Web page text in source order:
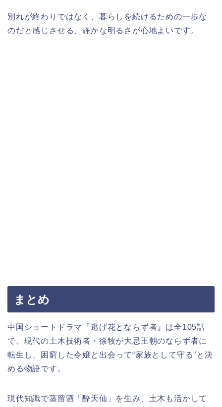
別れが終わりではなく、暮らしを続けるための一歩な
のだと感じさせる、静かな明るさが心地よいです。
まとめ
中国ショートドラマ『逃げ花とならず者』は全105話
で、現代の土木技術者・徐牧が大忌王朝のならず者に
転生し、困窮した令嬢と出会って“家族として守る”と決
める物語です。
現代知識で蒸留酒「酔天仙」を生み、土木も活かして